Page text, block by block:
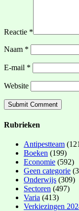
Reactie *
Naam *
E-mail *
Website
Rubrieken
Antipestteam
Boeken (199)
Economie (592)
Geen categorie
Onderwijs (309)
Sectoren (497)
Varia (413)
Verkiezingen